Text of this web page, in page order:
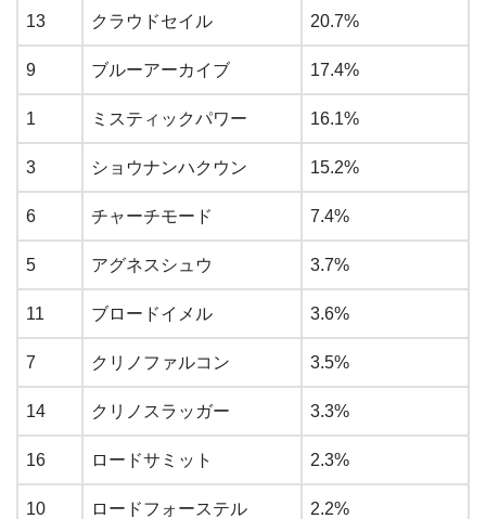
13 クラウドセイル 20.7%
9 ブルーアーカイブ 17.4%
1 ミスティックパワー 16.1%
3 ショウナンハクウン 15.2%
6 チャーチモード 7.4%
5 アグネスシュウ 3.7%
11 ブロードイメル 3.6%
7 クリノファルコン 3.5%
14 クリノスラッガー 3.3%
16 ロードサミット 2.3%
10 ロードフォーステル 2.2%